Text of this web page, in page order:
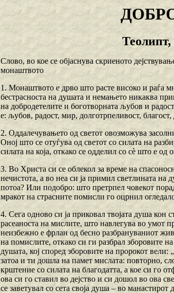
Слово, во кое се објаснува скриеното
монаштвото
1. Монаштвото е дрво што расте високо и раѓа
бестрасноста на душата и немањето никаква
на добродетелите и боготворната љубов и
е: љубов, радост, мир, долготрпеливост,
2. Оддалечувањето од светот овозможува
Оној што се отуѓува од светот со силата на
силата на која, откако се одделил со сѐ што е од
3. Во Христа си се облекол за време на
нечистота, а во неа си ја примил светлината на
потоа? Или подобро: што претрпел човекот
мракот на страсните помисли го оцрнил
4. Сега одново си ја приковал твојата душа кон
расеаноста на мислите, што навлегува во умот
неизбежно е фрлан од бесно разбрануваниот
на помислите, откако си ги разбрал зборовите
душата, кој според зборовите на пророкот
затоа и ти дошла на памет мислата: повторно,
крштение со силата на благодатта, а кое си го
ова си го ставил во дејство и си дошол во ова
се заветувал со сета своја душа – во манастирот